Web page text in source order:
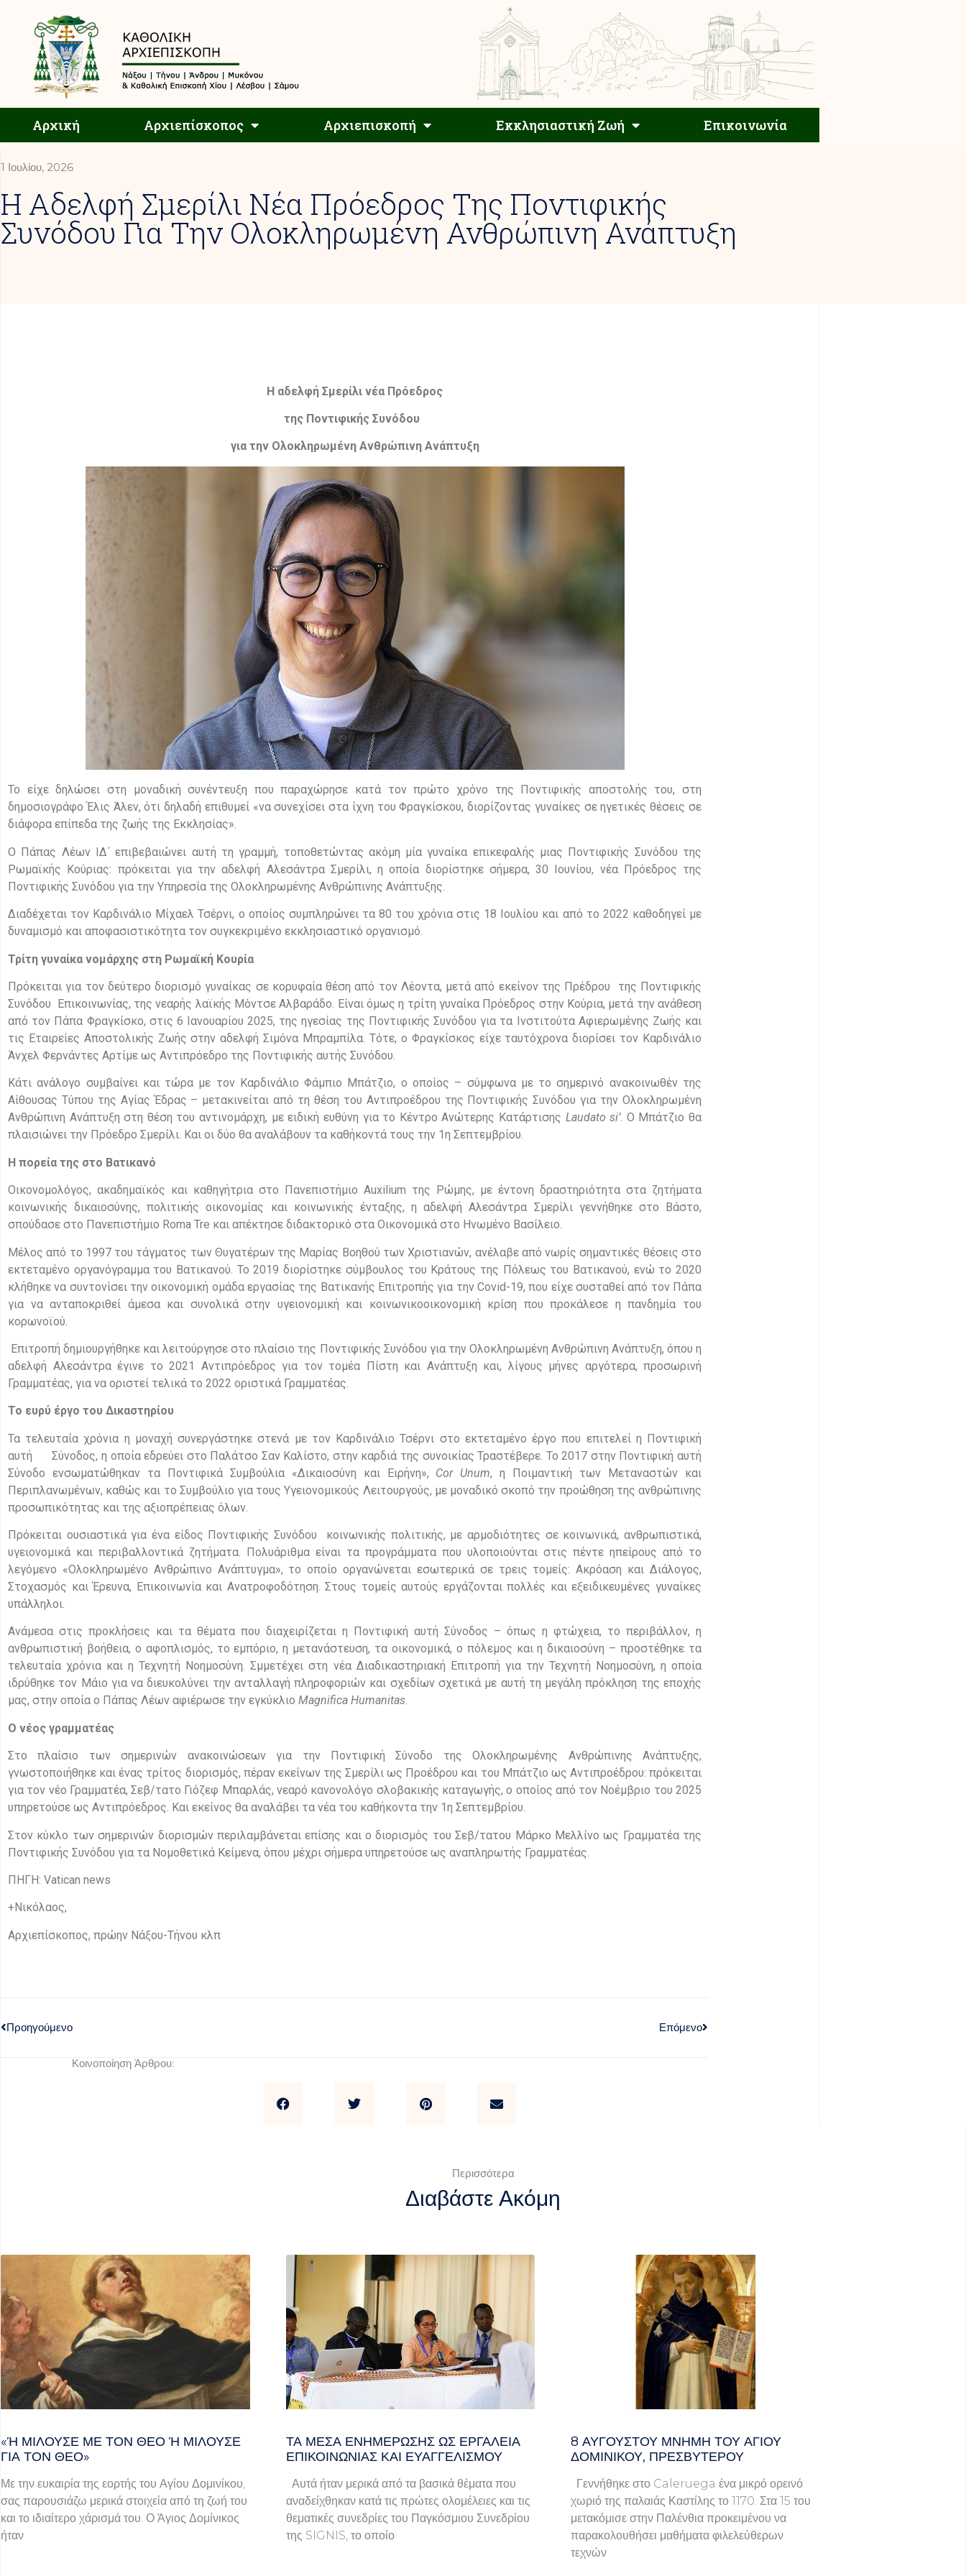
Αρχική Αρχιεπίσκοπος Αρχιεπισκοπή Εκκλησιαστική Ζωή Επικοινωνία
Αρχιεπισκοπή Εκκλησιαστική Ζωή Επικοινωνία
1 Ιουλίου, 2026
Η Αδελφή Σμερίλι Νέα Πρόεδρος Της Ποντιφικής
Συνόδου Για Την Ολοκληρωμένη Ανθρώπινη Ανάπτυξη
Η αδελφή Σμερίλι νέα Πρόεδρος
της Ποντιφικής Συνόδου
για την Ολοκληρωμένη Ανθρώπινη Ανάπτυξη
Το είχε δηλώσει στη μοναδική συνέντευξη που παραχώρησε κατά τον πρώτο χρόνο της Ποντιφικής αποστολής του, στη
δημοσιογράφο Έλις Άλεν, ότι δηλαδή επιθυμεί «να συνεχίσει στα ίχνη του Φραγκίσκου, διορίζοντας γυναίκες σε ηγετικές θέσεις σε
διάφορα επίπεδα της ζωής της Εκκλησίας».
Ο Πάπας Λέων ΙΔ΄ επιβεβαιώνει αυτή τη γραμμή, τοποθετώντας ακόμη μία γυναίκα επικεφαλής μιας Ποντιφικής Συνόδου της
Ρωμαϊκής Κούριας: πρόκειται για την αδελφή Αλεσάντρα Σμερίλι, η οποία διορίστηκε σήμερα, 30 Ιουνίου, νέα Πρόεδρος της
Ποντιφικής Συνόδου για την Υπηρεσία της Ολοκληρωμένης Ανθρώπινης Ανάπτυξης.
Διαδέχεται τον Καρδινάλιο Μίχαελ Τσέρνι, ο οποίος συμπληρώνει τα 80 του χρόνια στις 18 Ιουλίου και από το 2022 καθοδηγεί με
δυναμισμό και αποφασιστικότητα τον συγκεκριμένο εκκλησιαστικό οργανισμό.
Τρίτη γυναίκα νομάρχης στη Ρωμαϊκή Κουρία
Πρόκειται για τον δεύτερο διορισμό γυναίκας σε κορυφαία θέση από τον Λέοντα, μετά από εκείνον της Πρέδρου της Ποντιφικής
Συνόδου Επικοινωνίας, της νεαρής λαϊκής Μόντσε Αλβαράδο. Είναι όμως η τρίτη γυναίκα Πρόεδρος στην Κούρια, μετά την ανάθεση
από τον Πάπα Φραγκίσκο, στις 6 Ιανουαρίου 2025, της ηγεσίας της Ποντιφικής Συνόδου για τα Ινστιτούτα Αφιερωμένης Ζωής και
τις Εταιρείες Αποστολικής Ζωής στην αδελφή Σιμόνα Μπραμπίλα. Τότε, ο Φραγκίσκος είχε ταυτόχρονα διορίσει τον Καρδινάλιο
Άνχελ Φερνάντες Αρτίμε ως Αντιπρόεδρο της Ποντιφικής αυτής Συνόδου.
Κάτι ανάλογο συμβαίνει και τώρα με τον Καρδινάλιο Φάμπιο Μπάτζιο, ο οποίος – σύμφωνα με το σημερινό ανακοινωθέν της
Αίθουσας Τύπου της Αγίας Έδρας – μετακινείται από τη θέση του Αντιπροέδρου της Ποντιφικής Συνόδου για την Ολοκληρωμένη
Ανθρώπινη Ανάπτυξη στη θέση του αντινομάρχη, με ειδική ευθύνη για το Κέντρο Ανώτερης Κατάρτισης Laudato si’. Ο Μπάτζιο θα
πλαισιώνει την Πρόεδρο Σμερίλι. Και οι δύο θα αναλάβουν τα καθήκοντά τους την 1η Σεπτεμβρίου.
Η πορεία της στο Βατικανό
Οικονομολόγος, ακαδημαϊκός και καθηγήτρια στο Πανεπιστήμιο Auxilium της Ρώμης, με έντονη δραστηριότητα στα ζητήματα
κοινωνικής δικαιοσύνης, πολιτικής οικονομίας και κοινωνικής ένταξης, η αδελφή Αλεσάντρα Σμερίλι γεννήθηκε στο Βάστο,
σπούδασε στο Πανεπιστήμιο Roma Tre και απέκτησε διδακτορικό στα Οικονομικά στο Ηνωμένο Βασίλειο.
Μέλος από το 1997 του τάγματος των Θυγατέρων της Μαρίας Βοηθού των Χριστιανών, ανέλαβε από νωρίς σημαντικές θέσεις στο
εκτεταμένο οργανόγραμμα του Βατικανού. Το 2019 διορίστηκε σύμβουλος του Κράτους της Πόλεως του Βατικανού, ενώ το 2020
κλήθηκε να συντονίσει την οικονομική ομάδα εργασίας της Βατικανής Επιτροπής για την Covid-19, που είχε συσταθεί από τον Πάπα
για να ανταποκριθεί άμεσα και συνολικά στην υγειονομική και κοινωνικοοικονομική κρίση που προκάλεσε η πανδημία του
κορωνοϊού.
Επιτροπή δημιουργήθηκε και λειτούργησε στο πλαίσιο της Ποντιφικής Συνόδου για την Ολοκληρωμένη Ανθρώπινη Ανάπτυξη, όπου η
αδελφή Αλεσάντρα έγινε το 2021 Αντιπρόεδρος για τον τομέα Πίστη και Ανάπτυξη και, λίγους μήνες αργότερα, προσωρινή
Γραμματέας, για να οριστεί τελικά το 2022 οριστικά Γραμματέας.
Το ευρύ έργο του Δικαστηρίου
Τα τελευταία χρόνια η μοναχή συνεργάστηκε στενά με τον Καρδινάλιο Τσέρνι στο εκτεταμένο έργο που επιτελεί η Ποντιφική
αυτή Σύνοδος, η οποία εδρεύει στο Παλάτσο Σαν Καλίστο, στην καρδιά της συνοικίας Τραστέβερε. Το 2017 στην Ποντιφική αυτή
Σύνοδο ενσωματώθηκαν τα Ποντιφικά Συμβούλια «Δικαιοσύνη και Ειρήνη», Cor Unum, η Ποιμαντική των Μεταναστών και
Περιπλανωμένων, καθώς και το Συμβούλιο για τους Υγειονομικούς Λειτουργούς, με μοναδικό σκοπό την προώθηση της ανθρώπινης
προσωπικότητας και της αξιοπρέπειας όλων.
Πρόκειται ουσιαστικά για ένα είδος Ποντιφικής Συνόδου κοινωνικής πολιτικής, με αρμοδιότητες σε κοινωνικά, ανθρωπιστικά,
υγειονομικά και περιβαλλοντικά ζητήματα. Πολυάριθμα είναι τα προγράμματα που υλοποιούνται στις πέντε ηπείρους από το
λεγόμενο «Ολοκληρωμένο Ανθρώπινο Ανάπτυγμα», το οποίο οργανώνεται εσωτερικά σε τρεις τομείς: Ακρόαση και Διάλογος,
Στοχασμός και Έρευνα, Επικοινωνία και Ανατροφοδότηση. Στους τομείς αυτούς εργάζονται πολλές και εξειδικευμένες γυναίκες
υπάλληλοι.
Ανάμεσα στις προκλήσεις και τα θέματα που διαχειρίζεται η Ποντιφική αυτή Σύνοδος – όπως η φτώχεια, το περιβάλλον, η
ανθρωπιστική βοήθεια, ο αφοπλισμός, το εμπόριο, η μετανάστευση, τα οικονομικά, ο πόλεμος και η δικαιοσύνη – προστέθηκε τα
τελευταία χρόνια και η Τεχνητή Νοημοσύνη. Σμμετέχει στη νέα Διαδικαστηριακή Επιτροπή για την Τεχνητή Νοημοσύνη, η οποία
ιδρύθηκε τον Μάιο για να διευκολύνει την ανταλλαγή πληροφοριών και σχεδίων σχετικά με αυτή τη μεγάλη πρόκληση της εποχής
μας, στην οποία ο Πάπας Λέων αφιέρωσε την εγκύκλιο Magnifica Humanitas.
Ο νέος γραμματέας
Στο πλαίσιο των σημερινών ανακοινώσεων για την Ποντιφική Σύνοδο της Ολοκληρωμένης Ανθρώπινης Ανάπτυξης,
γνωστοποιήθηκε και ένας τρίτος διορισμός, πέραν εκείνων της Σμερίλι ως Προέδρου και του Μπάτζιο ως Αντιπροέδρου: πρόκειται
για τον νέο Γραμματέα, Σεβ/τατο Γιόζεφ Μπαρλάς, νεαρό κανονολόγο σλοβακικής καταγωγής, ο οποίος από τον Νοέμβριο του 2025
υπηρετούσε ως Αντιπρόεδρος. Και εκείνος θα αναλάβει τα νέα του καθήκοντα την 1η Σεπτεμβρίου.
Στον κύκλο των σημερινών διορισμών περιλαμβάνεται επίσης και ο διορισμός του Σεβ/τατου Μάρκο Μελλίνο ως Γραμματέα της
Ποντιφικής Συνόδου για τα Νομοθετικά Κείμενα, όπου μέχρι σήμερα υπηρετούσε ως αναπληρωτής Γραμματέας.
ΠΗΓΗ: Vatican news
+Νικόλαος,
Αρχιεπίσκοπος, πρώην Νάξου-Τήνου κλπ
Προηγούμενο Επόμενο
Κοινοποίηση Άρθρου:
Περισσότερα
Διαβάστε Ακόμη
«Ή ΜΙΛΟΎΣΕ ΜΕ ΤΟΝ ΘΕΌ Ή ΜΙΛΟΎΣΕ ΓΙ
Α ΤΟΝ ΘΕΌ»
Με την ευκαιρία της εορτής του Αγίου Δομινίκου,
σας παρουσιάζω μερικά στοιχεία από τη ζωή του
και το ιδιαίτερο χάρισμά του. Ο Άγιος Δομίνικος
ήταν
ΤΑ ΜΈΣΑ ΕΝΗΜΈΡΩΣΗΣ ΩΣ ΕΡΓΑΛΕΊΑ
ΕΠΙΚΟΙΝΩΝΊΑΣ ΚΑΙ ΕΥΑΓΓΕΛΙΣΜΟΎ
Αυτά ήταν μερικά από τα βασικά θέματα που
αναδείχθηκαν κατά τις πρώτες ολομέλειες και τις
θεματικές συνεδρίες του Παγκόσμιου Συνεδρίου
της SIGNIS, το οποίο
8 ΑΥΓΟΥΣΤΟΥ ΜΝΗΜΗ ΤΟΥ ΑΓΙΟΥ
ΔΟΜΙΝΙΚΟΥ, ΠΡΕΣΒΥΤΕΡΟΥ
Γεννήθηκε στο Caleruega ένα μικρό ορεινό
χωριό της παλαιάς Καστίλης το 1170. Στα 15 του
μετακόμισε στην Παλένθια προκειμένου να
παρακολουθήσει μαθήματα φιλελεύθερων
τεχνών